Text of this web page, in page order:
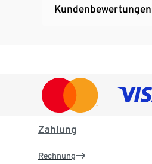
Kundenbewertungen
Zahlung
Rechnung